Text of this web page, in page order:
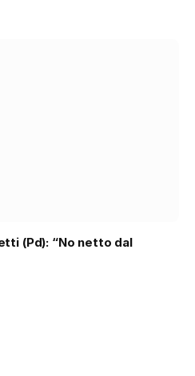
(Pd): “No netto dal